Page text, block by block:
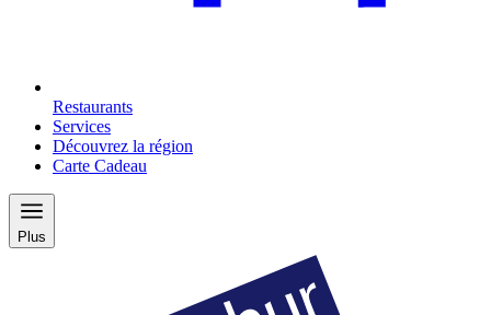
Restaurants
Services
Découvrez la région
Carte Cadeau
Plus